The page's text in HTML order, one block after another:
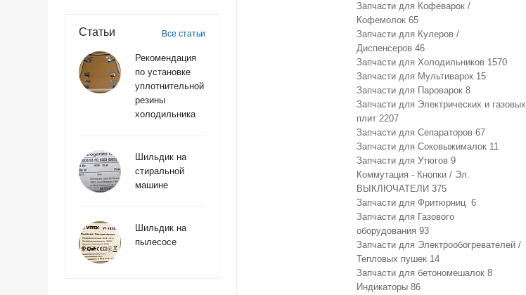
Статьи Все статьи
Рекомендация
по установке
уплотнительной
резины
холодильника
Шильдик на
стиральной
машине
Шильдик на
пылесосе
Запчасти для Кофеварок /
Кофемолок 65
Запчасти для Кулеров /
Диспенсеров 46
Запчасти для Холодильников 1570
Запчасти для Мультиварок 15
Запчасти для Пароварок 8
Запчасти для Электрических и газовых
плит 2207
Запчасти для Сепараторов 67
Запчасти для Соковыжималок 11
Запчасти для Утюгов 9
Коммутация - Кнопки / Эл.
ВЫКЛЮЧАТЕЛИ 375
Запчасти для Фритюрниц 6
Запчасти для Газового
оборудования 93
Запчасти для Электрообогревателей /
Тепловых пушек 14
Запчасти для бетономешалок 8
Индикаторы 86